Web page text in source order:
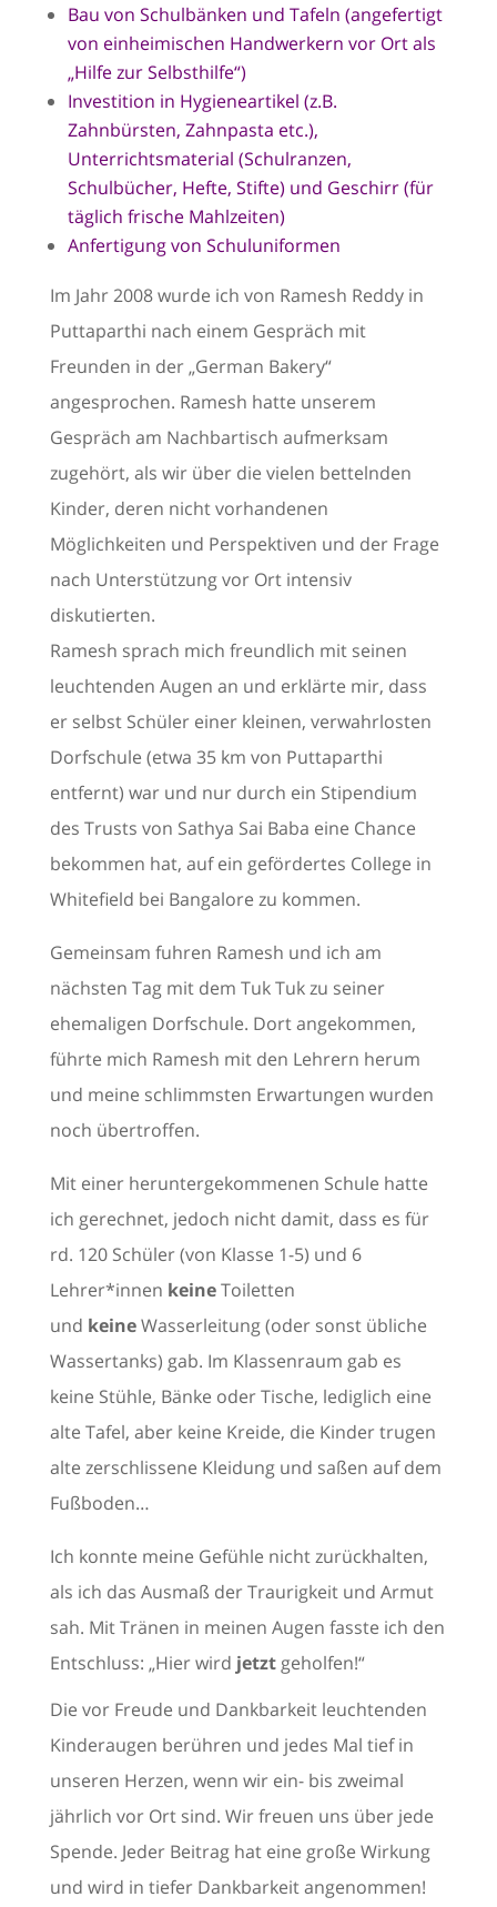
Bau von Schulbänken und Tafeln (angefertigt
von einheimischen Handwerkern vor Ort als
„Hilfe zur Selbsthilfe“)
Investition in Hygieneartikel (z.B.
Zahnbürsten, Zahnpasta etc.),
Unterrichtsmaterial (Schulranzen,
Schulbücher, Hefte, Stifte) und Geschirr (für
täglich frische Mahlzeiten)
Anfertigung von Schuluniformen
Im Jahr 2008 wurde ich von Ramesh Reddy in
Puttaparthi nach einem Gespräch mit
Freunden in der „German Bakery“
angesprochen. Ramesh hatte unserem
Gespräch am Nachbartisch aufmerksam
zugehört, als wir über die vielen bettelnden
Kinder, deren nicht vorhandenen
Möglichkeiten und Perspektiven und der Frage
nach Unterstützung vor Ort intensiv
diskutierten.
Ramesh sprach mich freundlich mit seinen
leuchtenden Augen an und erklärte mir, dass
er selbst Schüler einer kleinen, verwahrlosten
Dorfschule (etwa 35 km von Puttaparthi
entfernt) war und nur durch ein Stipendium
des Trusts von Sathya Sai Baba eine Chance
bekommen hat, auf ein gefördertes College in
Whitefield bei Bangalore zu kommen.
Gemeinsam fuhren Ramesh und ich am
nächsten Tag mit dem Tuk Tuk zu seiner
ehemaligen Dorfschule. Dort angekommen,
führte mich Ramesh mit den Lehrern herum
und meine schlimmsten Erwartungen wurden
noch übertroffen.
Mit einer heruntergekommenen Schule hatte
ich gerechnet, jedoch nicht damit, dass es für
rd. 120 Schüler (von Klasse 1-5) und 6
Lehrer*innen keineToiletten
und keineWasserleitung (oder sonst übliche
Wassertanks) gab. Im Klassenraum gab es
keine Stühle, Bänke oder Tische, lediglich eine
alte Tafel, aber keine Kreide, die Kinder trugen
alte zerschlissene Kleidung und saßen auf dem
Fußboden…
Ich konnte meine Gefühle nicht zurückhalten,
als ich das Ausmaß der Traurigkeit und Armut
sah. Mit Tränen in meinen Augen fasste ich den
Entschluss: „Hier wird jetzt geholfen!“
Die vor Freude und Dankbarkeit leuchtenden
Kinderaugen berühren und jedes Mal tief in
unseren Herzen, wenn wir ein- bis zweimal
jährlich vor Ort sind. Wir freuen uns über jede
Spende. Jeder Beitrag hat eine große Wirkung
und wird in tiefer Dankbarkeit angenommen!